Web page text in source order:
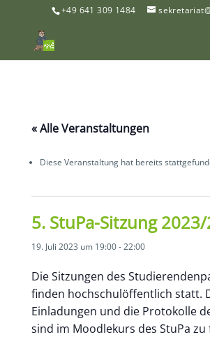
+49 641 309 1484
« Alle Veranstaltungen
Diese Veranstaltung hat bereits
5. StuPa-Sitzung
19. Juli 2023 um 19:00-22:00
Die Sitzungen des
finden hochschulöffentlich statt.
Einladungen und die Protokolle
sind im Moodlekurs des StuPa zu